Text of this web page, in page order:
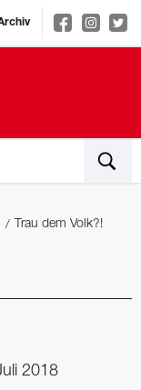
Trau dem Volk?!
2018